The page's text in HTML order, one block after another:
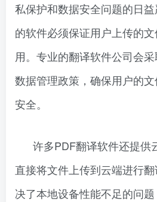
私保护和数据安全问题的日
的软件必须保证用户上传的
用。专业的翻译软件公司会
数据管理政策，确保用户的
安全。
许多PDF翻译软件还提供
直接将文件上传到云端进行
决了本地设备性能不足的问